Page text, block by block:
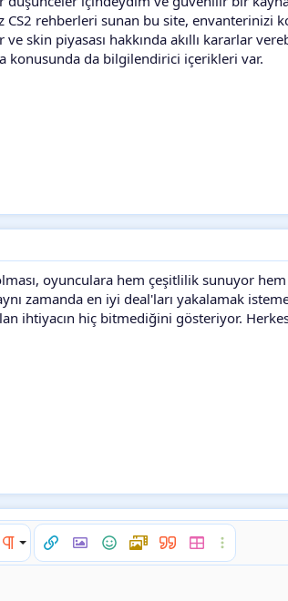
CS2 rehberleri sunan bu site,
skin piyasası hakkında akıllı kararlar
konusunda da bilgilendirici içerikleri var.
oyunculara hem çeşitlilik sunuyor hem
zamanda en iyi deal'ları yakalamak
ihtiyacın hiç bitmediğini gösteriyor.
liste
Paragraph format
Link ekleResim ekle
İfadelerMedyaAlıntı Tablo ekleDaha fazla